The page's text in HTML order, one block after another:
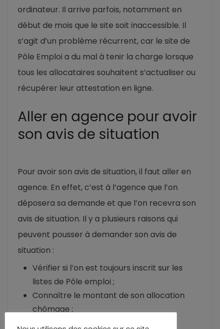
ordinateur. Il arrive parfois, notamment en
début de mois que le site soit inaccessible. Il
s’agit d’un problème récurrent, car le site de
Pôle Emploi a du mal à tenir la charge lorsque
tous les allocataires souhaitent s’actualiser ou
récupérer leur attestation en ligne.
Aller en agence pour avoir
son avis de situation
Pour avoir son avis de situation, il faut aller en
agence. En effet, c’est à l’agence que l’on
déposera sa demande et que l’on recevra son
avis de situation. Il y a plusieurs raisons qui
peuvent pousser à demander son avis de
situation :
Vérifier si l’on est toujours inscrit sur les
listes de Pôle emploi ;
Connaître le montant de son allocation
chômage ;